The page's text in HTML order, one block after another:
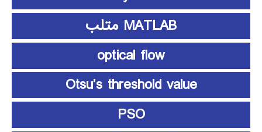
MATLAB متلب
optical flow
Otsu’s threshold value
PSO